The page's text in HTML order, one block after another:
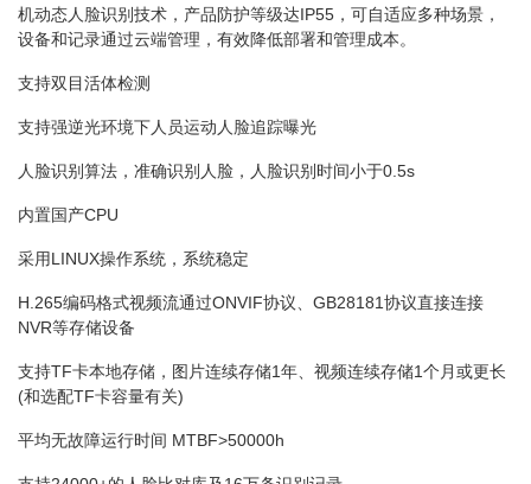
机动态人脸识别技术，产品防护等级达IP55，可自适应多种场景，
设备和记录通过云端管理，有效降低部署和管理成本。
支持双目活体检测
支持强逆光环境下人员运动人脸追踪曝光
人脸识别算法，准确识别人脸，人脸识别时间小于0.5s
内置国产CPU
采用LINUX操作系统，系统稳定
H.265编码格式视频流通过ONVIF协议、GB28181协议直接连接
NVR等存储设备
支持TF卡本地存储，图片连续存储1年、视频连续存储1个月或更长
(和选配TF卡容量有关)
平均无故障运行时间 MTBF>50000h